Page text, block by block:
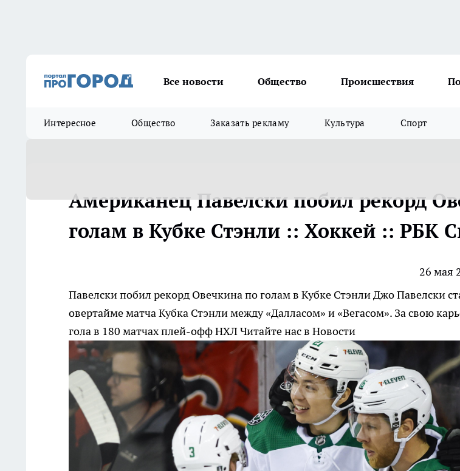
Все новости Общество Происшествия
Интересное Общество Заказать рекламу Культура Спорт
Американец Павелски побил рекорд
голам в Кубке Стэнли :: Хоккей :: РБК
26 мая
Павелски побил рекорд Овечкина по голам в Кубке СтэнлиДжо Павелски
овертайме матча Кубка Стэнли между «Далласом» и «Вегасом». За свою
гола в 180 матчах плей-офф НХЛЧитайте нас в Новости